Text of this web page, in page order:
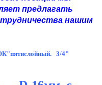
предлагать
нашим
3/4"